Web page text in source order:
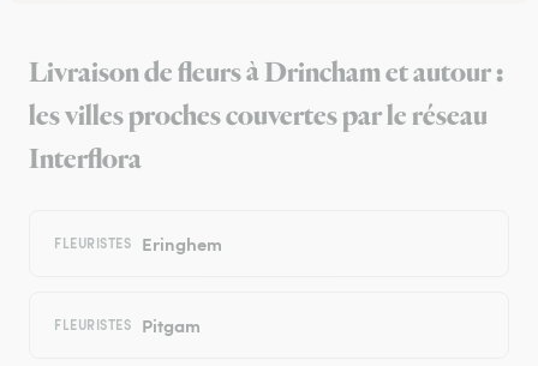
Livraison de fleurs à Drincham et autour :
les villes proches couvertes par le réseau
Interflora
FLEURISTES Eringhem
FLEURISTES Pitgam